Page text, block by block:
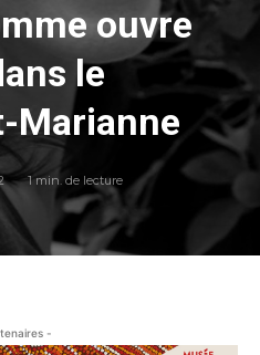
ouvre
le
Marianne
1min. de lecture
-